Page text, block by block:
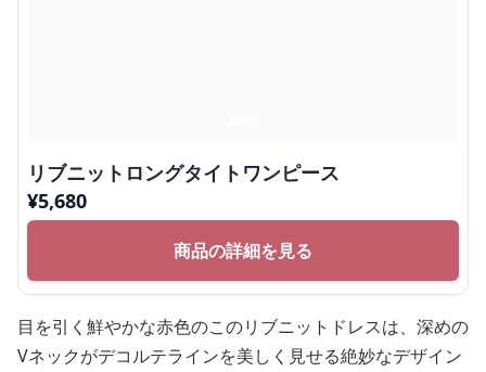
リブニットロングタイトワンピース
¥5,680
商品の詳細を見る
目を引く鮮やかな赤色のこのリブニットドレスは、深めの
Vネックがデコルテラインを美しく見せる絶妙なデザイン